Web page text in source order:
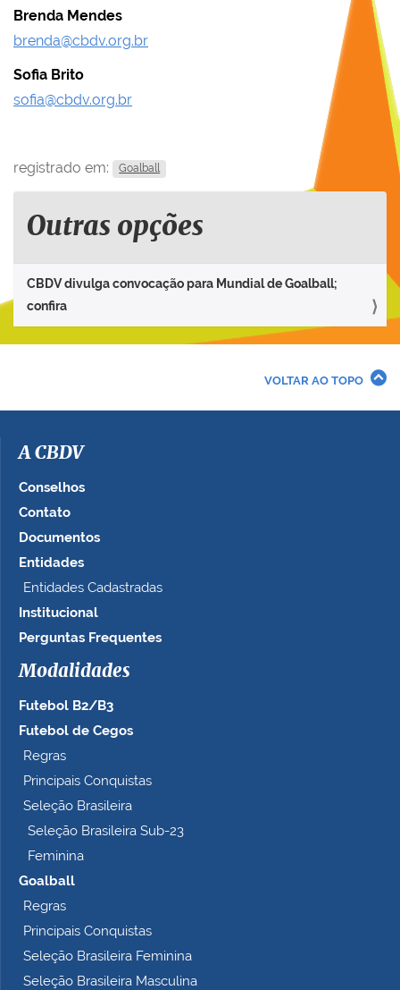
Brenda Mendes
brenda@cbdv.org.br
Sofia Brito
sofia@cbdv.org.br
registrado em: Goalball
Outras opções
CBDV divulga convocação para Mundial de Goalball;
confira
VOLTAR AO TOPO
A CBDV
Conselhos
Contato
Documentos
Entidades
Entidades Cadastradas
Institucional
Perguntas Frequentes
Modalidades
Futebol B2/B3
Futebol de Cegos
Regras
Principais Conquistas
Seleção Brasileira
Seleção Brasileira Sub-23
Feminina
Goalball
Regras
Principais Conquistas
Seleção Brasileira Feminina
Seleção Brasileira Masculina